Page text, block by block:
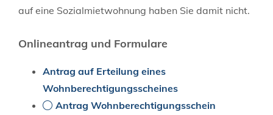
auf eine Sozialmietwohnung haben Sie damit nicht.
Onlineantrag und Formulare
Antrag auf Erteilung eines
Wohnberechtigungsscheines
Antrag Wohnberechtigungsschein